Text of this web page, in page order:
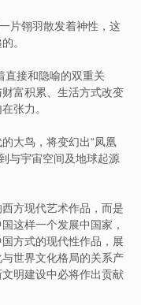
片翎羽散发着神性，这
。
直接和隐喻的双重关
富积累、生活方式改变
张力。
大鸟，将变幻出“凤凰
与宇宙空间及地球起源
方现代艺术作品，而是
这样一个发展中国家，
方式的现代性作品，展
世界文化格局的关系产
明建设中必将作出贡献